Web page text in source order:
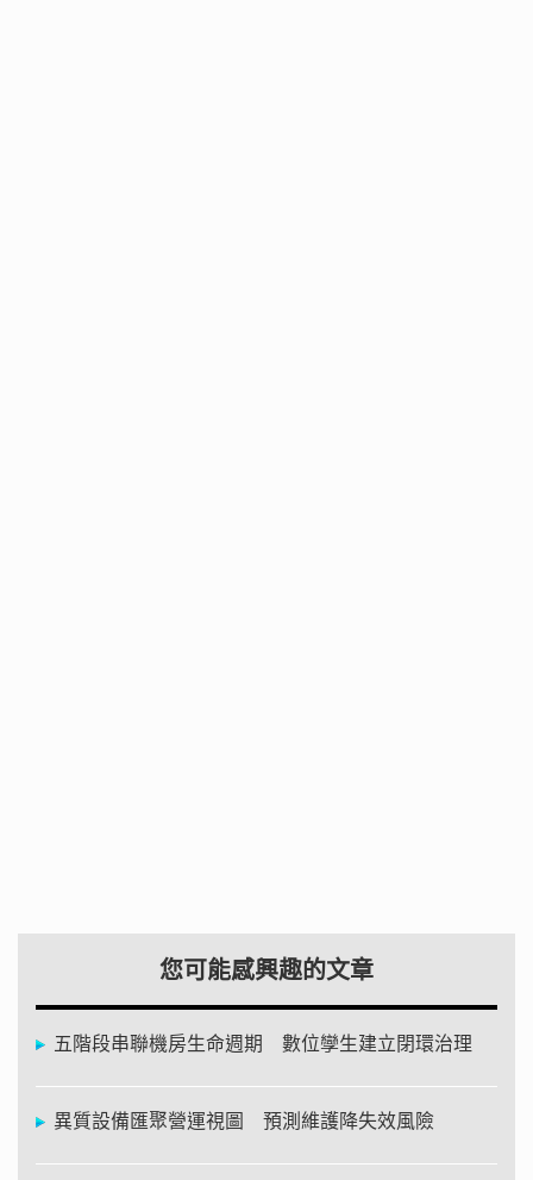
您可能感興趣的文章
五階段串聯機房生命週期 數位孿生建立閉環治理
異質設備匯聚營運視圖 預測維護降失效風險